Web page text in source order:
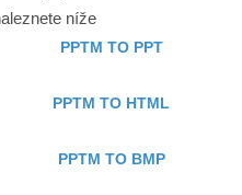
níže
PPTM TO PPT
PPTM TO HTML
PPTM TO BMP